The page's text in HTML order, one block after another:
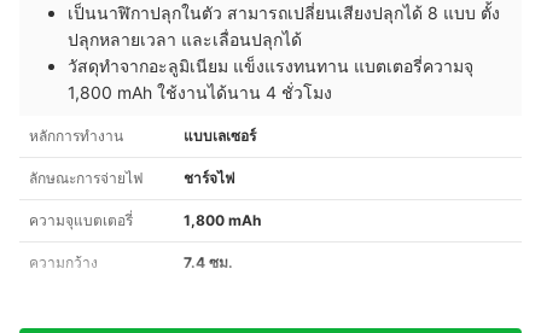
เป็นนาฬิกาปลุกในตัว สามารถเปลี่ยนเสียงปลุกได้ 8 แบบ ตั้ง
ปลุกหลายเวลา และเลื่อนปลุกได้
วัสดุทำจากอะลูมิเนียม แข็งแรงทนทาน แบตเตอรี่ความจุ
1,800 mAh ใช้งานได้นาน 4 ชั่วโมง
หลักการทำงาน แบบเลเซอร์
ลักษณะการจ่ายไฟ ชาร์จไฟ
ความจุแบตเตอรี่ 1,800 mAh
ความกว้าง 7.4 ซม.